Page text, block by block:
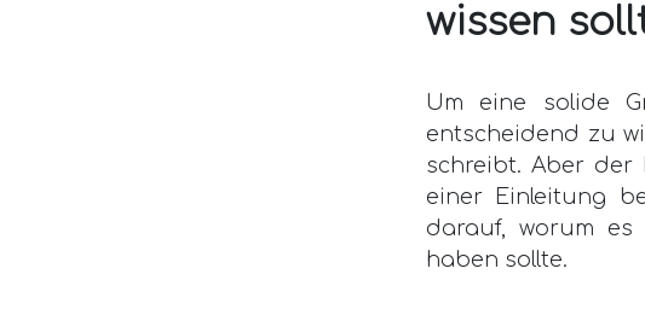
wissen
Um eine solide
entscheidend zu
schreibt. Aber der
einer Einleitung
darauf, worum
haben sollte.